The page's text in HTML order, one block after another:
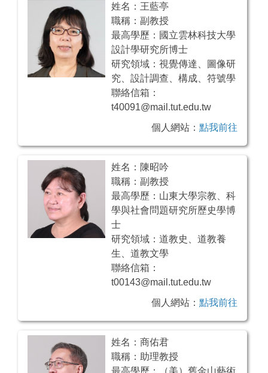
姓名：王藍亭
職稱：副教授
最高學歷：國立雲林科技大學
設計學研究所博士
研究領域：視覺傳達、圖像研
究、設計調查、構成、符號學
聯絡信箱：
t40091@mail.tut.edu.tw
個人網站： 點我前往
姓名：陳昭吟
職稱：副教授
最高學歷：山東大學宗教、科
學與社會問題研究所歷史學博
士
研究領域：道教史、道教養
生、道教文學
聯絡信箱：
t00143@mail.tut.edu.tw
個人網站： 點我前往
姓名：商佑君
職稱：助理教授
最高學歷：（美）舊金山藝術